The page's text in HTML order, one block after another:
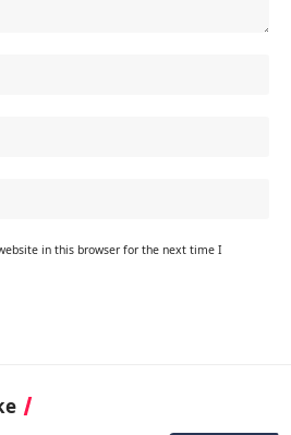
in this browser for the next time I